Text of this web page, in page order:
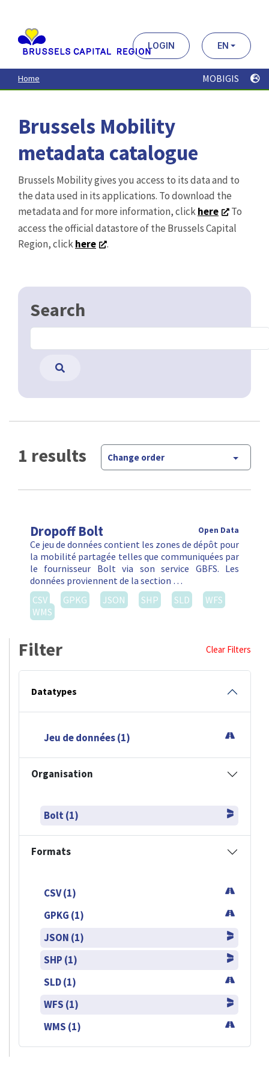
contenu
principal
LOGIN EN
Home MOBIGIS
Brussels Mobility
metadata catalogue
Brussels Mobility gives you access to its data and to
the data used in its applications. To download the
metadata and for more information, clickhere
To
access the official datastore of the Brussels Capital
Region, clickhere .
Search
1 results Change order
Dropoff Bolt Open Data
Ce jeu de données contient les zones de dépôt pour
la mobilité partagée telles que communiquées par
le fournisseur Bolt via son service GBFS. Les
données proviennent de la section …
CSV
GPKG JSON SHP SLD
WFS
WMS
Filter Clear Filters
Datatypes
Jeu de données (1)
Organisation
Bolt (1)
Formats
CSV (1)
GPKG (1)
JSON (1)
SHP (1)
SLD (1)
WFS (1)
WMS (1)